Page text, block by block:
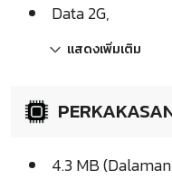
Data 2G,
แสดงเพิ่มเติม
4.3 MB